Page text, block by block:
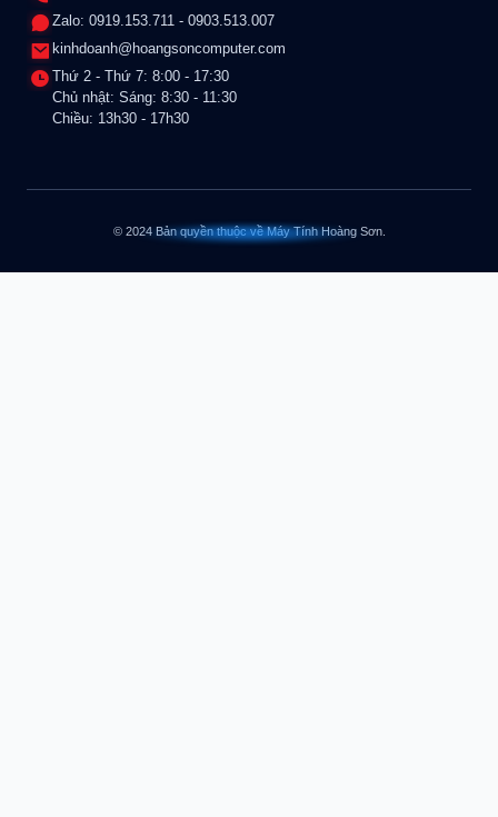
Zalo: 0919.153.711 - 0903.513.007
kinhdoanh@hoangsoncomputer.com
Thứ 2 - Thứ 7: 8:00 - 17:30
Chủ nhật: Sáng: 8:30 - 11:30
Chiều: 13h30 - 17h30
© 2024 Bản quyền thuộc về Máy Tính Hoàng Sơn.